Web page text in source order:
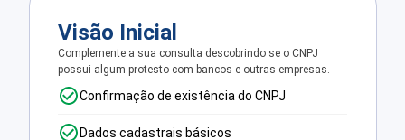
Visão Inicial
Complemente a sua consulta descobrindo se o CNPJ
possui algum protesto com bancos e outras empresas.
Confirmação de existência do CNPJ
Dados cadastrais básicos